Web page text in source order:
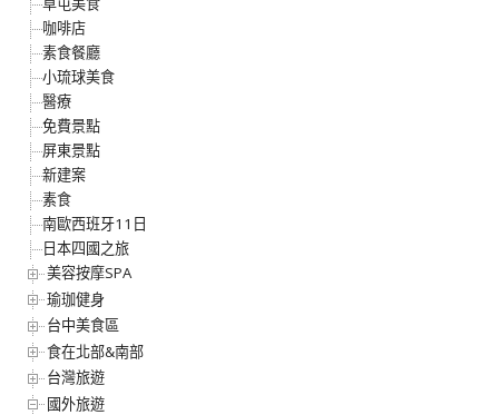
咖啡店
素食餐廳
小琉球美食
醫療
免費景點
屏東景點
新建案
素食
南歐西班牙11日
日本四國之旅
美容按摩SPA
瑜珈健身
台中美食區
食在北部&南部
台灣旅遊
國外旅遊